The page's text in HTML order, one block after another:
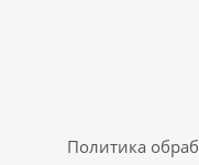
Политика